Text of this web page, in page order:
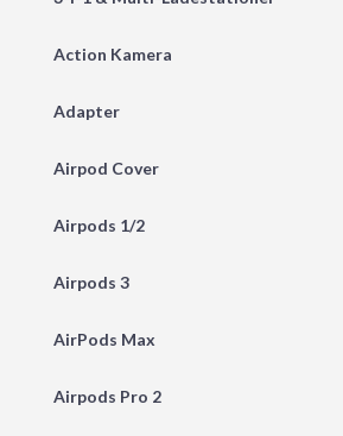
Action Kamera
Adapter
Airpod Cover
Airpods 1/2
Airpods 3
AirPods Max
Airpods Pro 2